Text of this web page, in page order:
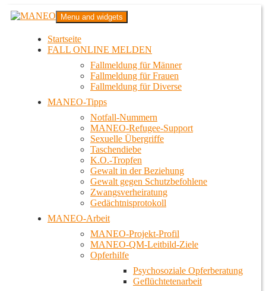
Zum
InhaltMANEO
Das schwule Anti-Gewalt-Projekt in Berlin
Menu and widgets
Startseite
FALL ONLINE MELDEN
Fallmeldung für Männer
Fallmeldung für Frauen
Fallmeldung für Diverse
MANEO-Tipps
Notfall-Nummern
MANEO-Refugee-Support
Sexuelle Übergriffe
Taschendiebe
K.O.-Tropfen
Gewalt in der Beziehung
Gewalt gegen Schutzbefohlene
Zwangsverheiratung
Gedächtnisprotokoll
MANEO-Arbeit
MANEO-Projekt-Profil
MANEO-QM-Leitbild-Ziele
Opferhilfe
Psychosoziale Opferberatung
Geflüchtetenarbeit